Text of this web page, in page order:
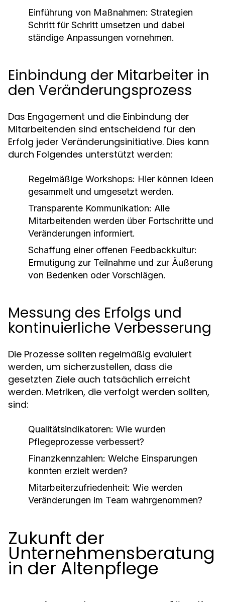
Einführung von Maßnahmen: Strategien
Schritt für Schritt umsetzen und dabei
ständige Anpassungen vornehmen.
Einbindung der Mitarbeiter in
den Veränderungsprozess
Das Engagement und die Einbindung der
Mitarbeitenden sind entscheidend für den
Erfolg jeder Veränderungsinitiative. Dies kann
durch Folgendes unterstützt werden:
Regelmäßige Workshops: Hier können Ideen
gesammelt und umgesetzt werden.
Transparente Kommunikation: Alle
Mitarbeitenden werden über Fortschritte und
Veränderungen informiert.
Schaffung einer offenen Feedbackkultur:
Ermutigung zur Teilnahme und zur Äußerung
von Bedenken oder Vorschlägen.
Messung des Erfolgs und
kontinuierliche Verbesserung
Die Prozesse sollten regelmäßig evaluiert
werden, um sicherzustellen, dass die
gesetzten Ziele auch tatsächlich erreicht
werden. Metriken, die verfolgt werden sollten,
sind:
Qualitätsindikatoren: Wie wurden
Pflegeprozesse verbessert?
Finanzkennzahlen: Welche Einsparungen
konnten erzielt werden?
Mitarbeiterzufriedenheit: Wie werden
Veränderungen im Team wahrgenommen?
Zukunft der
Unternehmensberatung
in der Altenpflege